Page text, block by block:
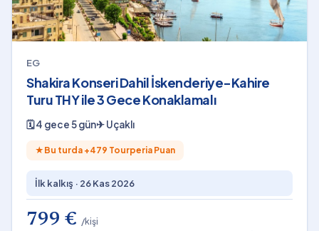
EG
Shakira Konseri Dahil İskenderiye-Kahire
Turu THY ile 3 Gece Konaklamalı
🗓4 gece 5 gün✈Uçaklı
★ Bu turda +479 Tourperia Puan
İlk kalkış · 26 Kas 2026
799 € /kişi